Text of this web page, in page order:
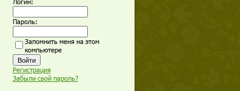
Пароль:
Запомнить меня на этом
компьютере
Регистрация
Забыли свой пароль?